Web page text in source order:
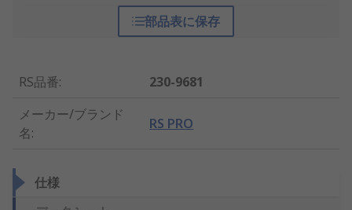
部品表に保存
RS品番:
230-9681
メーカー/ブランド
名:
RS PRO
仕様